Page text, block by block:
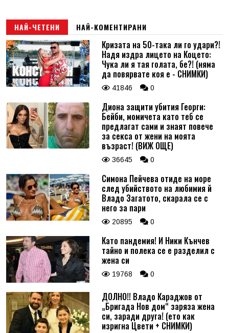
НАЙ-ЧЕТЕНИ НАЙ-КОМЕНТИРАНИ
Кризата на 50-така ли го удари?!
Надя издра лицето на Коцето:
Чука ли я тая голата, бе?! (няма
да повярвате коя е - СНИМКИ)
41846 0
Диона защити убития Георги:
Бейби, момичета като теб се
предлагат сами и знаят повече
за секса от жени на моята
възраст! (ВИЖ ОЩЕ)
36645 0
Симона Пейчева отиде на море
след убийството на любимия й
Владо Загатото, скарала се с
него за пари
20895 0
Като пандемия! И Ники Кънчев
тайно и полека се е разделил с
жена си
19768 0
ДОЛНО!! Владо Караджов от
„Бригада Нов дом“ заряза жена
си, заради друга! (ето как
изригна Цвети + СНИМКИ)